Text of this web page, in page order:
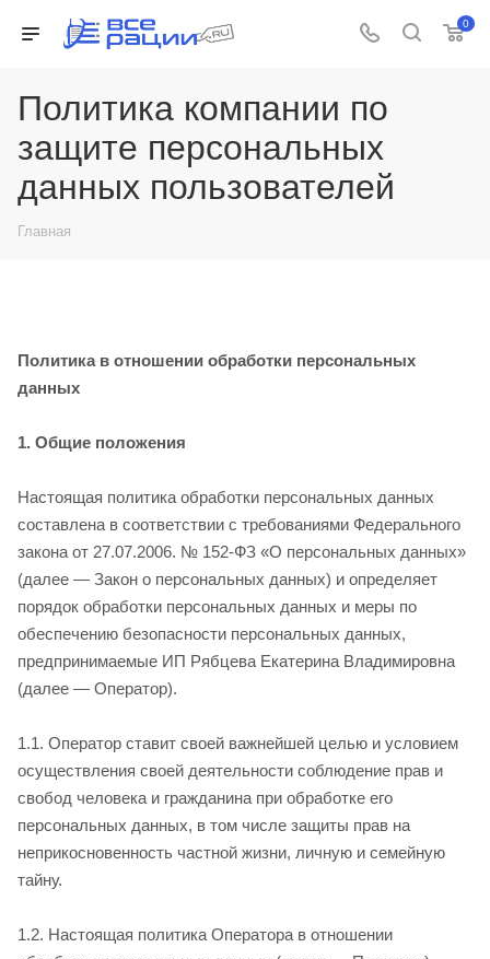
0
Политика компании по
защите персональных
данных пользователей
Главная
Политика в отношении обработки персональных
данных
1. Общие положения
Настоящая политика обработки персональных данных
составлена в соответствии с требованиями Федерального
закона от 27.07.2006. № 152-ФЗ «О персональных данных»
(далее — Закон о персональных данных) и определяет
порядок обработки персональных данных и меры по
обеспечению безопасности персональных данных,
предпринимаемые ИП Рябцева Екатерина Владимировна
(далее — Оператор).
1.1. Оператор ставит своей важнейшей целью и условием
осуществления своей деятельности соблюдение прав и
свобод человека и гражданина при обработке его
персональных данных, в том числе защиты прав на
неприкосновенность частной жизни, личную и семейную
тайну.
1.2. Настоящая политика Оператора в отношении